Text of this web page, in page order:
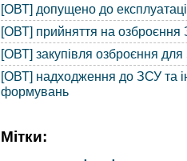
[ОВТ] допущено до
[ОВТ] прийняття на озброєння
[ОВТ] закупівля озброєння
[ОВТ] надходження до ЗСУ та
формувань
Мітки: